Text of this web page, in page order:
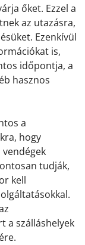
őket. Ezzel a
az utazásra,
Ezenkívül
is,
időpontja, a
hasznos
a
hogy
vendégek
tudják,
kell
a szálláshelyek